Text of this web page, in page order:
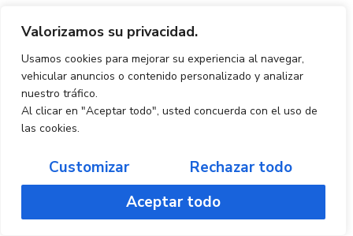
Valorizamos su privacidad.
Usamos cookies para mejorar su experiencia al navegar,
vehicular anuncios o contenido personalizado y analizar
nuestro tráfico.
Al clicar en "Aceptar todo", usted concuerda con el uso de
las cookies.
Customizar
Rechazar todo
Aceptar todo
porque he oído
testimonios
aprecian la mano de obra nacional y vemos
cómo la mano de obra paraguaya, empresas
nacionales, técnicos nacionales, ingenieros